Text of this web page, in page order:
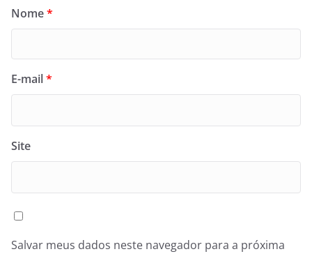
Nome*
E-mail*
Site
Salvar meus dados neste navegador para a próxima